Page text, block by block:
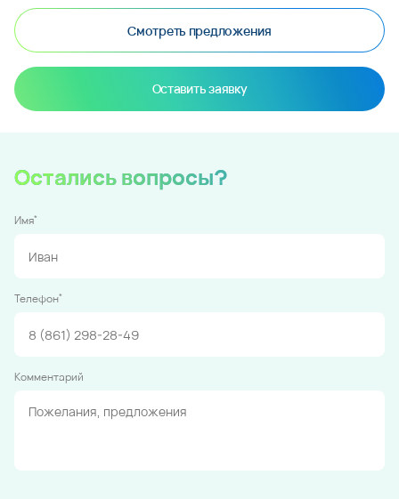
Смотреть предложения
Оставить заявку
Остались вопросы?
Имя*
Телефон*
Комментарий